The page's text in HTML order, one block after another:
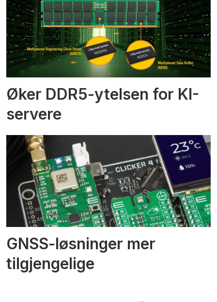
Øker DDR5-ytelsen for KI-
servere
GNSS-løsninger mer
tilgjengelige